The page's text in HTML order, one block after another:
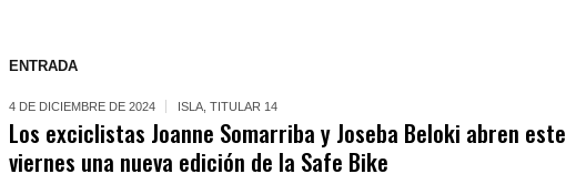
ENTRADA
4 DE DICIEMBRE DE 2024 ISLA ,TITULAR 14
Los exciclistas Joanne Somarriba y Joseba Beloki abren este
viernes una nueva edición de la Safe Bike